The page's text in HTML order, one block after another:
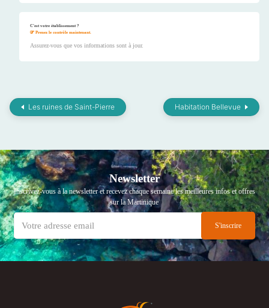
C'est votre établissement ?
Prenez le contrôle maintenant.
Assurez-vous que vos informations sont à jour.
Les ruines de Saint-Pierre Habitation Bellevue
Newsletter
Inscrivez-vous à la newsletter et recevez chaque semaine les meilleures infos et offres
sur la Martinique